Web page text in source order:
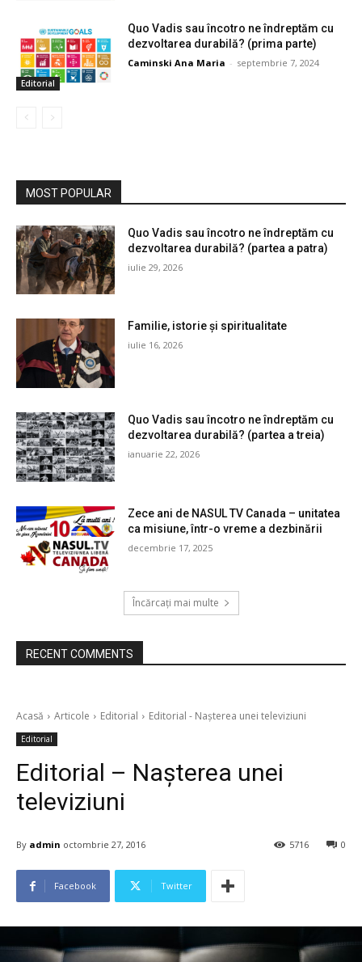
Editorial
Quo Vadis sau încotro ne îndreptăm cu
dezvoltarea durabilă? (prima parte)
Caminski Ana Maria - septembrie 7, 2024
MOST POPULAR
Quo Vadis sau încotro ne îndreptăm cu
dezvoltarea durabilă? (partea a patra)
iulie 29, 2026
Familie, istorie și spiritualitate
iulie 16, 2026
Quo Vadis sau încotro ne îndreptăm cu
dezvoltarea durabilă? (partea a treia)
ianuarie 22, 2026
Zece ani de NASUL TV Canada – unitatea
ca misiune, într-o vreme a dezbinării
decembrie 17, 2025
Încărcați mai multe
RECENT COMMENTS